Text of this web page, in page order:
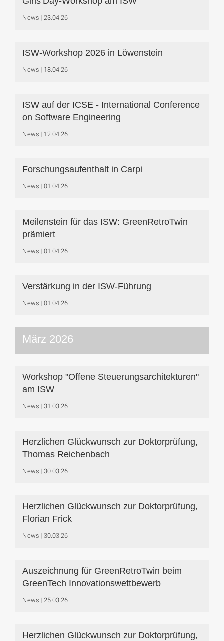
News 23.04.26
ISW-Workshop 2026 in Löwenstein
News 18.04.26
ISW auf der ICSE - International Conference
on Software Engineering
News 12.04.26
Forschungsaufenthalt in Carpi
News 01.04.26
Meilenstein für das ISW: GreenRetroTwin
prämiert
News 01.04.26
Verstärkung in der ISW-Führung
News 01.04.26
März 2026
Workshop "Offene Steuerungsarchitekturen"
am ISW
News 31.03.26
Herzlichen Glückwunsch zur Doktorprüfung,
Thomas Reichenbach
News 30.03.26
Herzlichen Glückwunsch zur Doktorprüfung,
Florian Frick
News 30.03.26
Auszeichnung für GreenRetroTwin beim
GreenTech Innovationswettbewerb
News 25.03.26
Herzlichen Glückwunsch zur Doktorprüfung,